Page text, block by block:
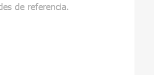
de referencia.